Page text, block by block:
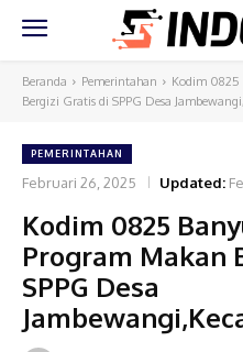
Beranda Pemerintahan
Kodim 0825
Bergizi Gratis di SPPG Desa
PEMERINTAHAN
Februari 26, 2025 Updated:
Kodim 0825
Program Makan
SPPG Desa